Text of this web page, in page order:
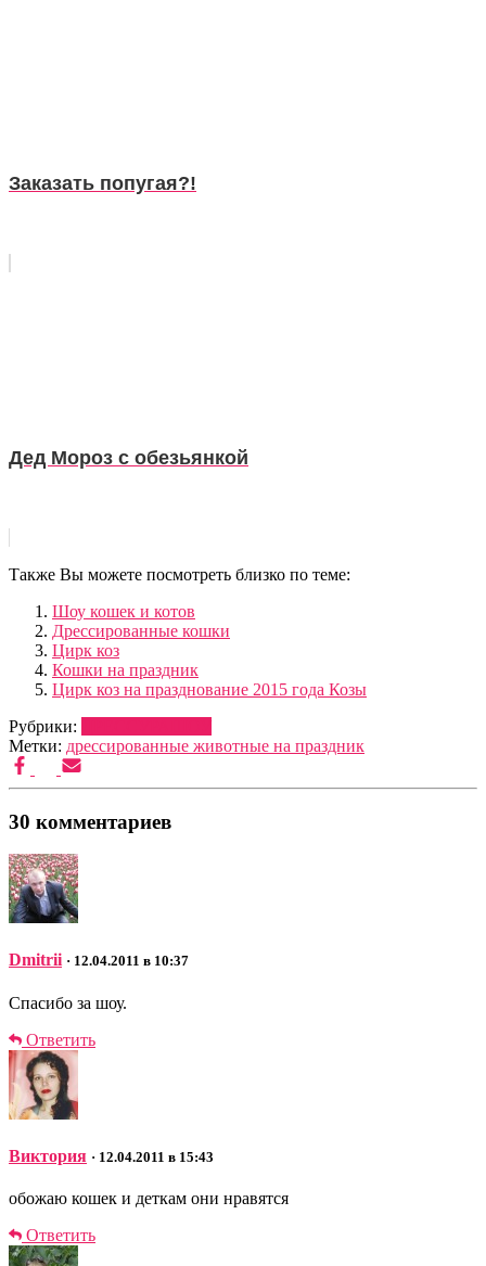
Заказать попугая?!
Дед Мороз с обезьянкой
Также Вы можете посмотреть близко по теме:
Шоу кошек и котов
Дрессированные кошки
Цирк коз
Кошки на праздник
Цирк коз на празднование 2015 года Козы
Рубрики:
Метки: дрессированные животные на праздник
30 комментариев
Dmitrii · 12.04.2011 в 10:37
Спасибо за шоу.
Ответить
Виктория · 12.04.2011 в 15:43
обожаю кошек и деткам они нравятся
Ответить